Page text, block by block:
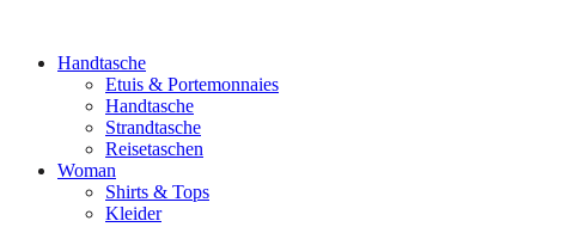
Handtasche
Etuis & Portemonnaies
Handtasche
Strandtasche
Reisetaschen
Woman
Shirts & Tops
Kleider